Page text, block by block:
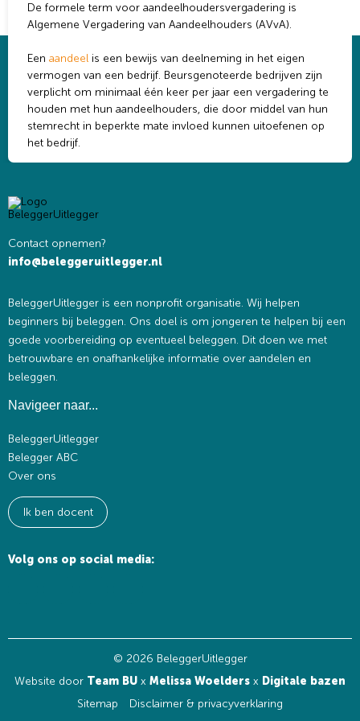
De formele term voor aandeelhoudersvergadering is
Algemene Vergadering van Aandeelhouders (AVvA).
Een aandeel is een bewijs van deelneming in het eigen
vermogen van een bedrijf. Beursgenoteerde bedrijven zijn
verplicht om minimaal één keer per jaar een vergadering te
houden met hun aandeelhouders, die door middel van hun
stemrecht in beperkte mate invloed kunnen uitoefenen op
het bedrijf.
Contact opnemen?
info@beleggeruitlegger.nl
BeleggerUitlegger is een nonprofit organisatie. Wij helpen
beginners bij beleggen. Ons doel is om jongeren te helpen bij een
goede voorbereiding op eventueel beleggen. Dit doen we met
betrouwbare en onafhankelijke informatie over aandelen en
beleggen.
Navigeer naar...
BeleggerUitlegger
Belegger ABC
Over ons
Ik ben docent
Volg ons op social media:
© 2026 BeleggerUitlegger
Website door Team BU x Melissa Woelders x Digitale bazen
Sitemap
Disclaimer & privacyverklaring